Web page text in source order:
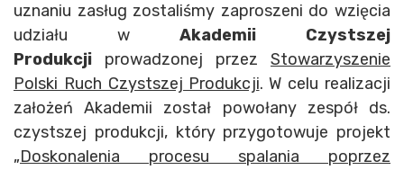
uznaniu zasług zostaliśmy zaproszeni do wzięcia
udziału w Akademii Czystszej
Produkcji prowadzonej przez Stowarzyszenie
Polski Ruch Czystszej Produkcji. W celu realizacji
założeń Akademii został powołany zespół ds.
czystszej produkcji, który przygotowuje projekt
„Doskonalenia procesu spalania poprzez